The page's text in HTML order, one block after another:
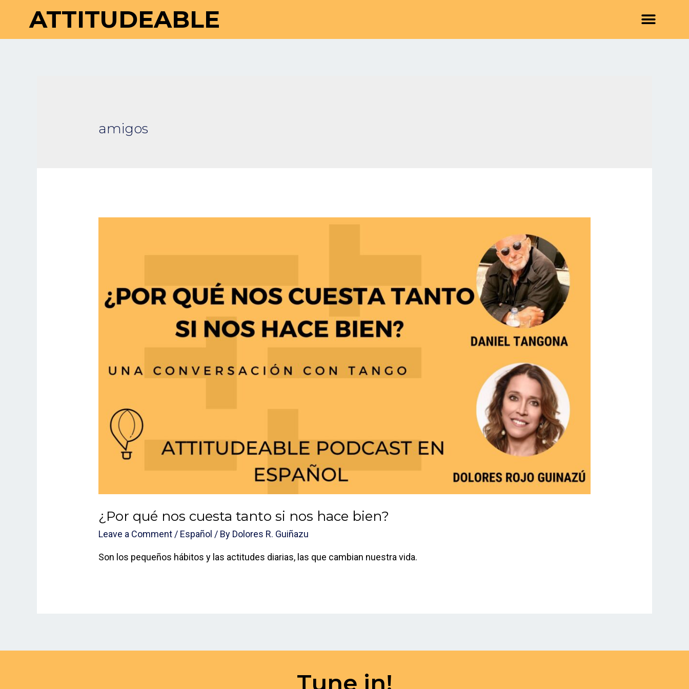
ATTITUDEABLE
amigos
¿Por qué nos cuesta tanto si nos hace bien?
Leave a Comment/ Español / By Dolores R. Guiñazu
Son los pequeños hábitos y las actitudes diarias, las que cambian nuestra vida.
Tune in!